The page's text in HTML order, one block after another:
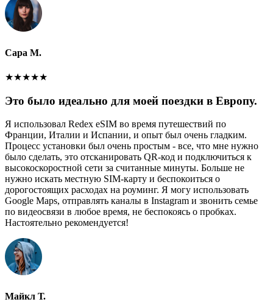
Сара М.
★★★★★
Это было идеально для моей поездки в Европу.
Я использовал Redex eSIM во время путешествий по
Франции, Италии и Испании, и опыт был очень гладким.
Процесс установки был очень простым - все, что мне нужно
было сделать, это отсканировать QR-код и подключиться к
высокоскоростной сети за считанные минуты. Больше не
нужно искать местную SIM-карту и беспокоиться о
дорогостоящих расходах на роуминг. Я могу использовать
Google Maps, отправлять каналы в Instagram и звонить семье
по видеосвязи в любое время, не беспокоясь о пробках.
Настоятельно рекомендуется!
Майкл Т.